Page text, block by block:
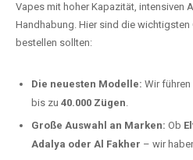
Vapes mit hoher Kapazität, intensiven
Handhabung. Hier sind die wichtigsten
bestellen sollten:
Die neuesten Modelle: Wir
bis zu 40.000 Zügen.
Große Auswahl an Marken: Ob
Adalya oder Al Fakher – wir